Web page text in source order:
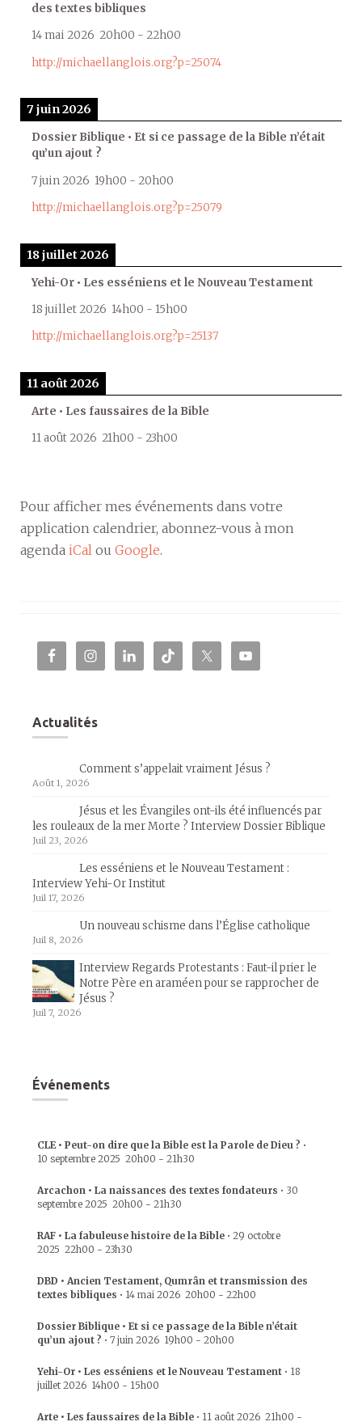
des textes bibliques
14 mai 2026 20h00 - 22h00
http://michaellanglois.org?p=25074
7 juin 2026
Dossier Biblique • Et si ce passage de la Bible n’était
qu’un ajout ?
7 juin 2026 19h00 - 20h00
http://michaellanglois.org?p=25079
18 juillet 2026
Yehi-Or • Les esséniens et le Nouveau Testament
18 juillet 2026 14h00 - 15h00
http://michaellanglois.org?p=25137
11 août 2026
Arte • Les faussaires de la Bible
11 août 2026 21h00 - 23h00
Pour afficher mes événements dans votre
application calendrier, abonnez-vous à mon
agenda iCal ou Google.
Actualités
Comment s’appelait vraiment Jésus ?
Août 1, 2026
Jésus et les Évangiles ont-ils été influencés par
les rouleaux de la mer Morte ? Interview Dossier Biblique
Juil 23, 2026
Les esséniens et le Nouveau Testament :
Interview Yehi-Or Institut
Juil 17, 2026
Un nouveau schisme dans l’Église catholique
Juil 8, 2026
Interview Regards Protestants : Faut-il prier le
Notre Père en araméen pour se rapprocher de
Jésus ?
Juil 7, 2026
Événements
CLE • Peut-on dire que la Bible est la Parole de Dieu ? •
10 septembre 2025 20h00 - 21h30
Arcachon • La naissances des textes fondateurs • 30
septembre 2025 20h00 - 21h30
RAF • La fabuleuse histoire de la Bible • 29 octobre
2025 22h00 - 23h30
DBD • Ancien Testament, Qumrân et transmission des
textes bibliques • 14 mai 2026 20h00 - 22h00
Dossier Biblique • Et si ce passage de la Bible n’était
qu’un ajout ? • 7 juin 2026 19h00 - 20h00
Yehi-Or • Les esséniens et le Nouveau Testament • 18
juillet 2026 14h00 - 15h00
Arte • Les faussaires de la Bible • 11 août 2026 21h00 -